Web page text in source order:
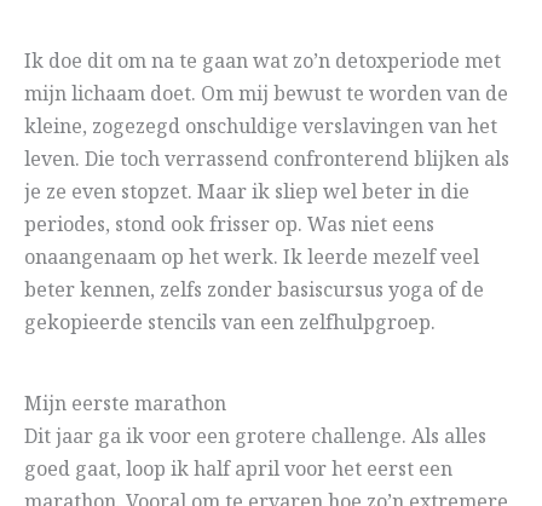
Ik doe dit om na te gaan wat zo’n detoxperiode met
mijn lichaam doet. Om mij bewust te worden van de
kleine, zogezegd onschuldige verslavingen van het
leven. Die toch verrassend confronterend blijken als
je ze even stopzet. Maar ik sliep wel beter in die
periodes, stond ook frisser op. Was niet eens
onaangenaam op het werk. Ik leerde mezelf veel
beter kennen, zelfs zonder basiscursus yoga of de
gekopieerde stencils van een zelfhulpgroep.
Mijn eerste marathon
Dit jaar ga ik voor een grotere challenge. Als alles
goed gaat, loop ik half april voor het eerst een